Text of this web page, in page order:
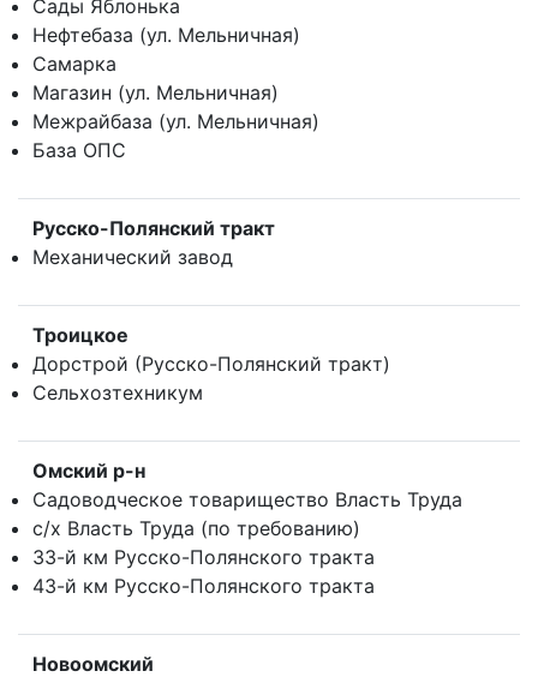
Сады Яблонька
Нефтебаза (ул. Мельничная)
Самарка
Магазин (ул. Мельничная)
Межрайбаза (ул. Мельничная)
База ОПС
Русско-Полянский тракт
Механический завод
Троицкое
Дорстрой (Русско-Полянский тракт)
Сельхозтехникум
Омский р-н
Садоводческое товарищество Власть Труда
с/х Власть Труда (по требованию)
33-й км Русско-Полянского тракта
43-й км Русско-Полянского тракта
Новоомский